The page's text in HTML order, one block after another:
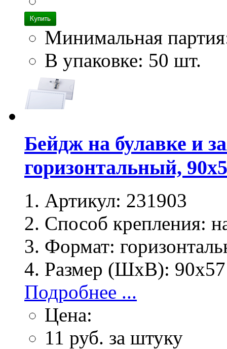
Минимальная
В упаковке: 50 шт.
Бейдж на булавке и
горизонтальный,
Артикул: 231903
Способ крепления:
Формат:
Размер (ШхВ):
Подробнее ...
Цена:
11 руб. за штуку